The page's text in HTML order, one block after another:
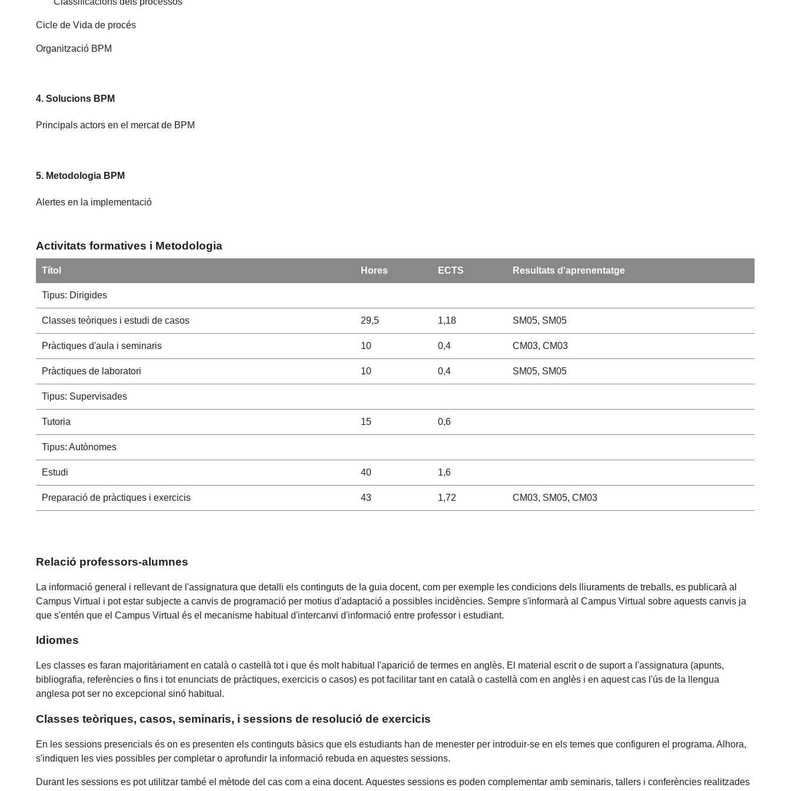
Cicle de Vida de procés
Organització BPM
4. Solucions BPM
Principals actors en el mercat de BPM
5. Metodologia BPM
Alertes en la implementació
Activitats formatives i Metodologia
Títol Hores ECTS Resultats d'aprenentatge
Tipus: Dirigides
Classes teòriques i estudi de casos 29,5 1,18 SM05, SM05
Pràctiques d'aula i seminaris 10 0,4 CM03, CM03
Pràctiques de laboratori 10 0,4 SM05, SM05
Tipus: Supervisades
Tutoria 15 0,6
Tipus: Autònomes
Estudi 40 1,6
Preparació de pràctiques i exercicis 43 1,72 CM03, SM05, CM03
Relació professors-alumnes
La informació general i rellevant de l'assignatura que detalli els continguts de la guia docent, com per exemple les condicions dels lliuraments de treballs, es publicarà al
Campus Virtual i pot estar subjecte a canvis de programació per motius d'adaptació a possibles incidències. Sempre s'informarà al Campus Virtual sobre aquests canvis ja
que s'entén que el Campus Virtual és el mecanisme habitual d'intercanvi d'informació entre professor i estudiant.
Idiomes
Les classes es faran majoritàriament en català o castellà tot i que és molt habitual l'aparició de termes en anglès. El material escrit o de suport a l'assignatura (apunts,
bibliografia, referències o fins i tot enunciats de pràctiques, exercicis o casos) es pot facilitar tant en català o castellà com en anglès i en aquest cas l'ús de la llengua
anglesa pot ser no excepcional sinó habitual.
Classes teòriques, casos, seminaris, i sessions de resolució de exercicis
En les sessions presencials és on es presenten els continguts bàsics que els estudiants han de menester per introduir-se en els temes que configuren el programa. Alhora,
s'indiquen les vies possibles per completar o aprofundir la informació rebuda en aquestes sessions.
Durant les sessions es pot utilitzar també el mètode del cas com a eina docent. Aquestes sessions es poden complementar amb seminaris, tallers i conferències realitzades